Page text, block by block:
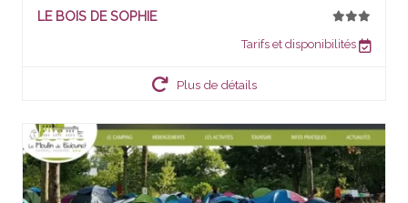
LE BOIS DE SOPHIE
Tarifs et disponibilités
Plus de détails